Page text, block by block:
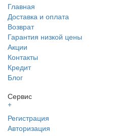
Главная
Доставка и оплата
Возврат
Гарантия низкой цены
Акции
Контакты
Кредит
Блог
Сервис
+
Регистрация
Авторизация